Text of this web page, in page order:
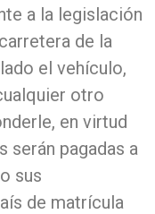
a la legislación
de la
el vehículo,
otro
en virtud
serán pagadas a
sus
de matrícula